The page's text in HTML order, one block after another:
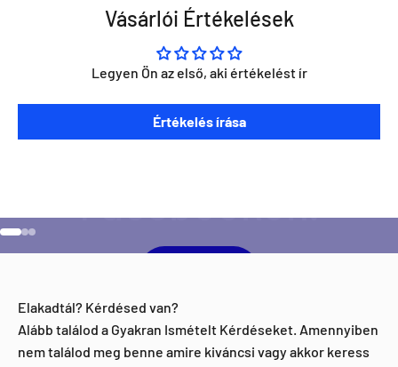
Vásárlói Értékelések
Legyen Ön az első, aki értékelést ír
Értékelés írása
Szeretnéd ha napra kész lennél minden Direct Darts
aktivitással kapcsolatban?
Elakadtál? Kérdésed van?
Alább találod a Gyakran Ismételt Kérdéseket. Amennyiben
nem találod meg benne amire kiváncsi vagy akkor keress